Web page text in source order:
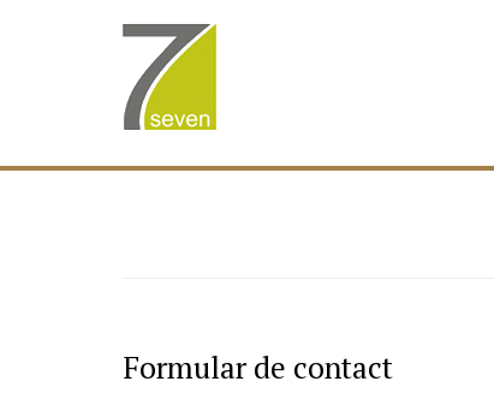
Formular de contact